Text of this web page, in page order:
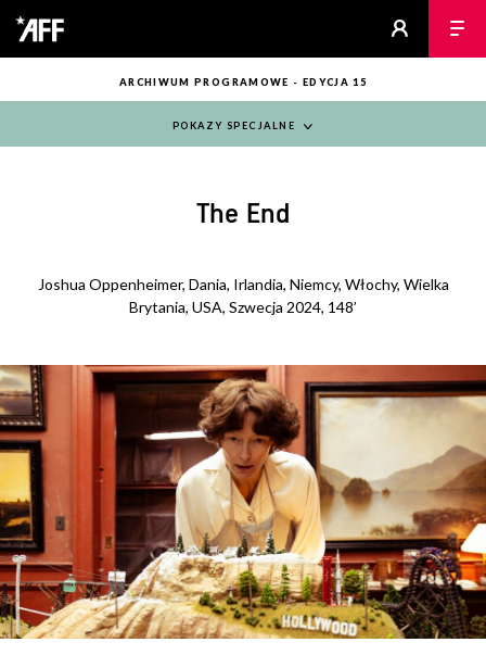
ARCHIWUM PROGRAMOWE - EDYCJA 15
POKAZY SPECJALNE
The End
Joshua Oppenheimer, Dania, Irlandia, Niemcy, Włochy, Wielka
Brytania, USA, Szwecja 2024, 148’